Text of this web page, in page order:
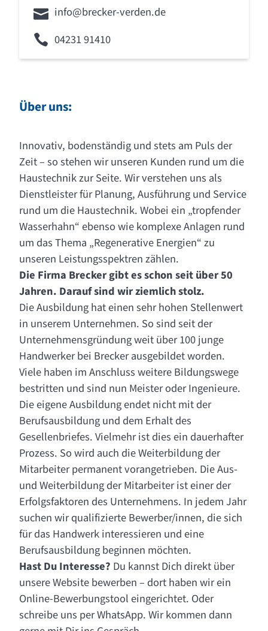
info@brecker-verden.de
04231 91410
Über uns:
Innovativ, bodenständig und stets am Puls der
Zeit – so stehen wir unseren Kunden rund um die
Haustechnik zur Seite. Wir verstehen uns als
Dienstleister für Planung, Ausführung und Service
rund um die Haustechnik. Wobei ein „tropfender
Wasserhahn“ ebenso wie komplexe Anlagen rund
um das Thema „Regenerative Energien“ zu
unseren Leistungsspektren zählen.
Die Firma Brecker gibt es schon seit über 50
Jahren. Darauf sind wirziemlich stolz.
Die Ausbildung hat einen sehr hohen Stellenwert
in unserem Unternehmen. So sind seit der
Unternehmensgründung weit über 100 junge
Handwerker bei Brecker ausgebildet worden.
Viele haben im Anschluss weitere Bildungswege
bestritten und sind nun Meister oder Ingenieure.
Die eigene Ausbildung endet nicht mit der
Berufsausbildung und dem Erhalt des
Gesellenbriefes. Vielmehr ist dies ein dauerhafter
Prozess. So wird auch die Weiterbildung der
Mitarbeiter permanent vorangetrieben. Die Aus-
und Weiterbildung der Mitarbeiter ist einer der
Erfolgsfaktoren des Unternehmens. In jedem Jahr
suchen wir qualifizierte Bewerber/innen, die sich
für das Handwerk interessieren und eine
Berufsausbildung beginnen möchten.
Hast Du Interesse? Du kannst Dich direkt über
unsere Website bewerben – dort haben wir ein
Online-Bewerbungstool eingerichtet. Oder
schreibe uns per WhatsApp. Wir kommen dann